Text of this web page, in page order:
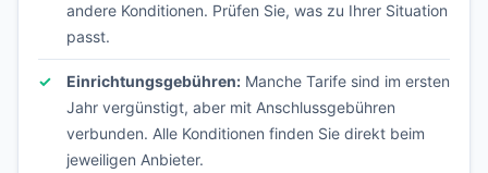
andere Konditionen. Prüfen Sie, was zu Ihrer Situation
passt.
Einrichtungsgebühren: Manche Tarife sind im ersten
Jahr vergünstigt, aber mit Anschlussgebühren
verbunden. Alle Konditionen finden Sie direkt beim
jeweiligen Anbieter.